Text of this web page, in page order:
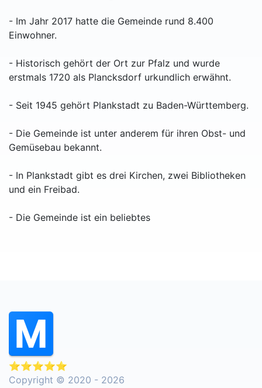
- Im Jahr 2017 hatte die Gemeinde rund 8.400
Einwohner.
- Historisch gehört der Ort zur Pfalz und wurde
erstmals 1720 als Plancksdorf urkundlich erwähnt.
- Seit 1945 gehört Plankstadt zu Baden-Württemberg.
- Die Gemeinde ist unter anderem für ihren Obst- und
Gemüsebau bekannt.
- In Plankstadt gibt es drei Kirchen, zwei Bibliotheken
und ein Freibad.
- Die Gemeinde ist ein beliebtes
⭐⭐⭐⭐⭐
Copyright © 2020 - 2026